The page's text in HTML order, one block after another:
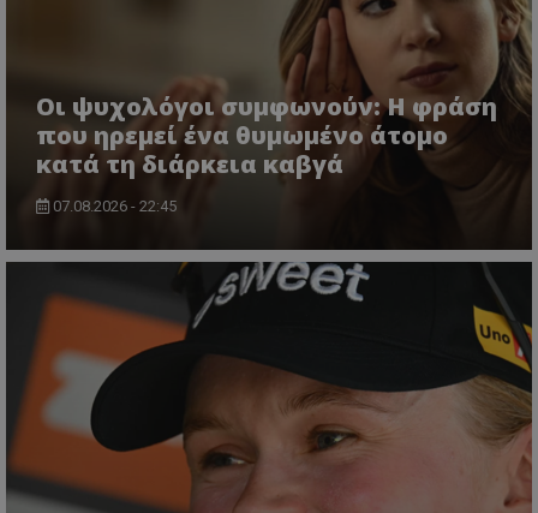
Οι ψυχολόγοι συμφωνούν: Η φράση
που ηρεμεί ένα θυμωμένο άτομο
κατά τη διάρκεια καβγά
07.08.2026 - 22:45